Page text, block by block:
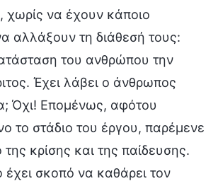
χωρίς να έχουν κάποιο
αλλάξουν τη διάθεσή τους:
του ανθρώπου την
Έχει λάβει ο άνθρωπος
Όχι! Επομένως, αφότου
το στάδιο του έργου, παρέμενε
κρίσης και της παίδευσης.
έχει σκοπό να καθάρει τον